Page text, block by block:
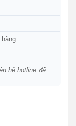
hệ hotline để